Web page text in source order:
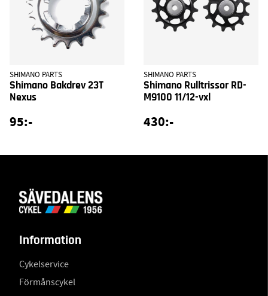
SHIMANO PARTS
Shimano Bakdrev 23T
Nexus
95:-
SHIMANO PARTS
Shimano Rulltrissor RD-
M9100 11/12-vxl
430:-
Information
Cykelservice
Förmånscykel